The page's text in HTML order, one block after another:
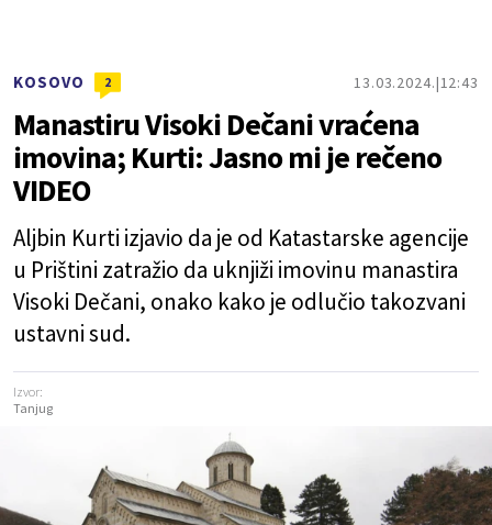
KOSOVO 2 13.03.2024. 12:43
Manastiru Visoki Dečani vraćena
imovina; Kurti: Jasno mi je rečeno
VIDEO
Aljbin Kurti izjavio da je od Katastarske agencije
u Prištini zatražio da uknjiži imovinu manastira
Visoki Dečani, onako kako je odlučio takozvani
ustavni sud.
Izvor:
Tanjug